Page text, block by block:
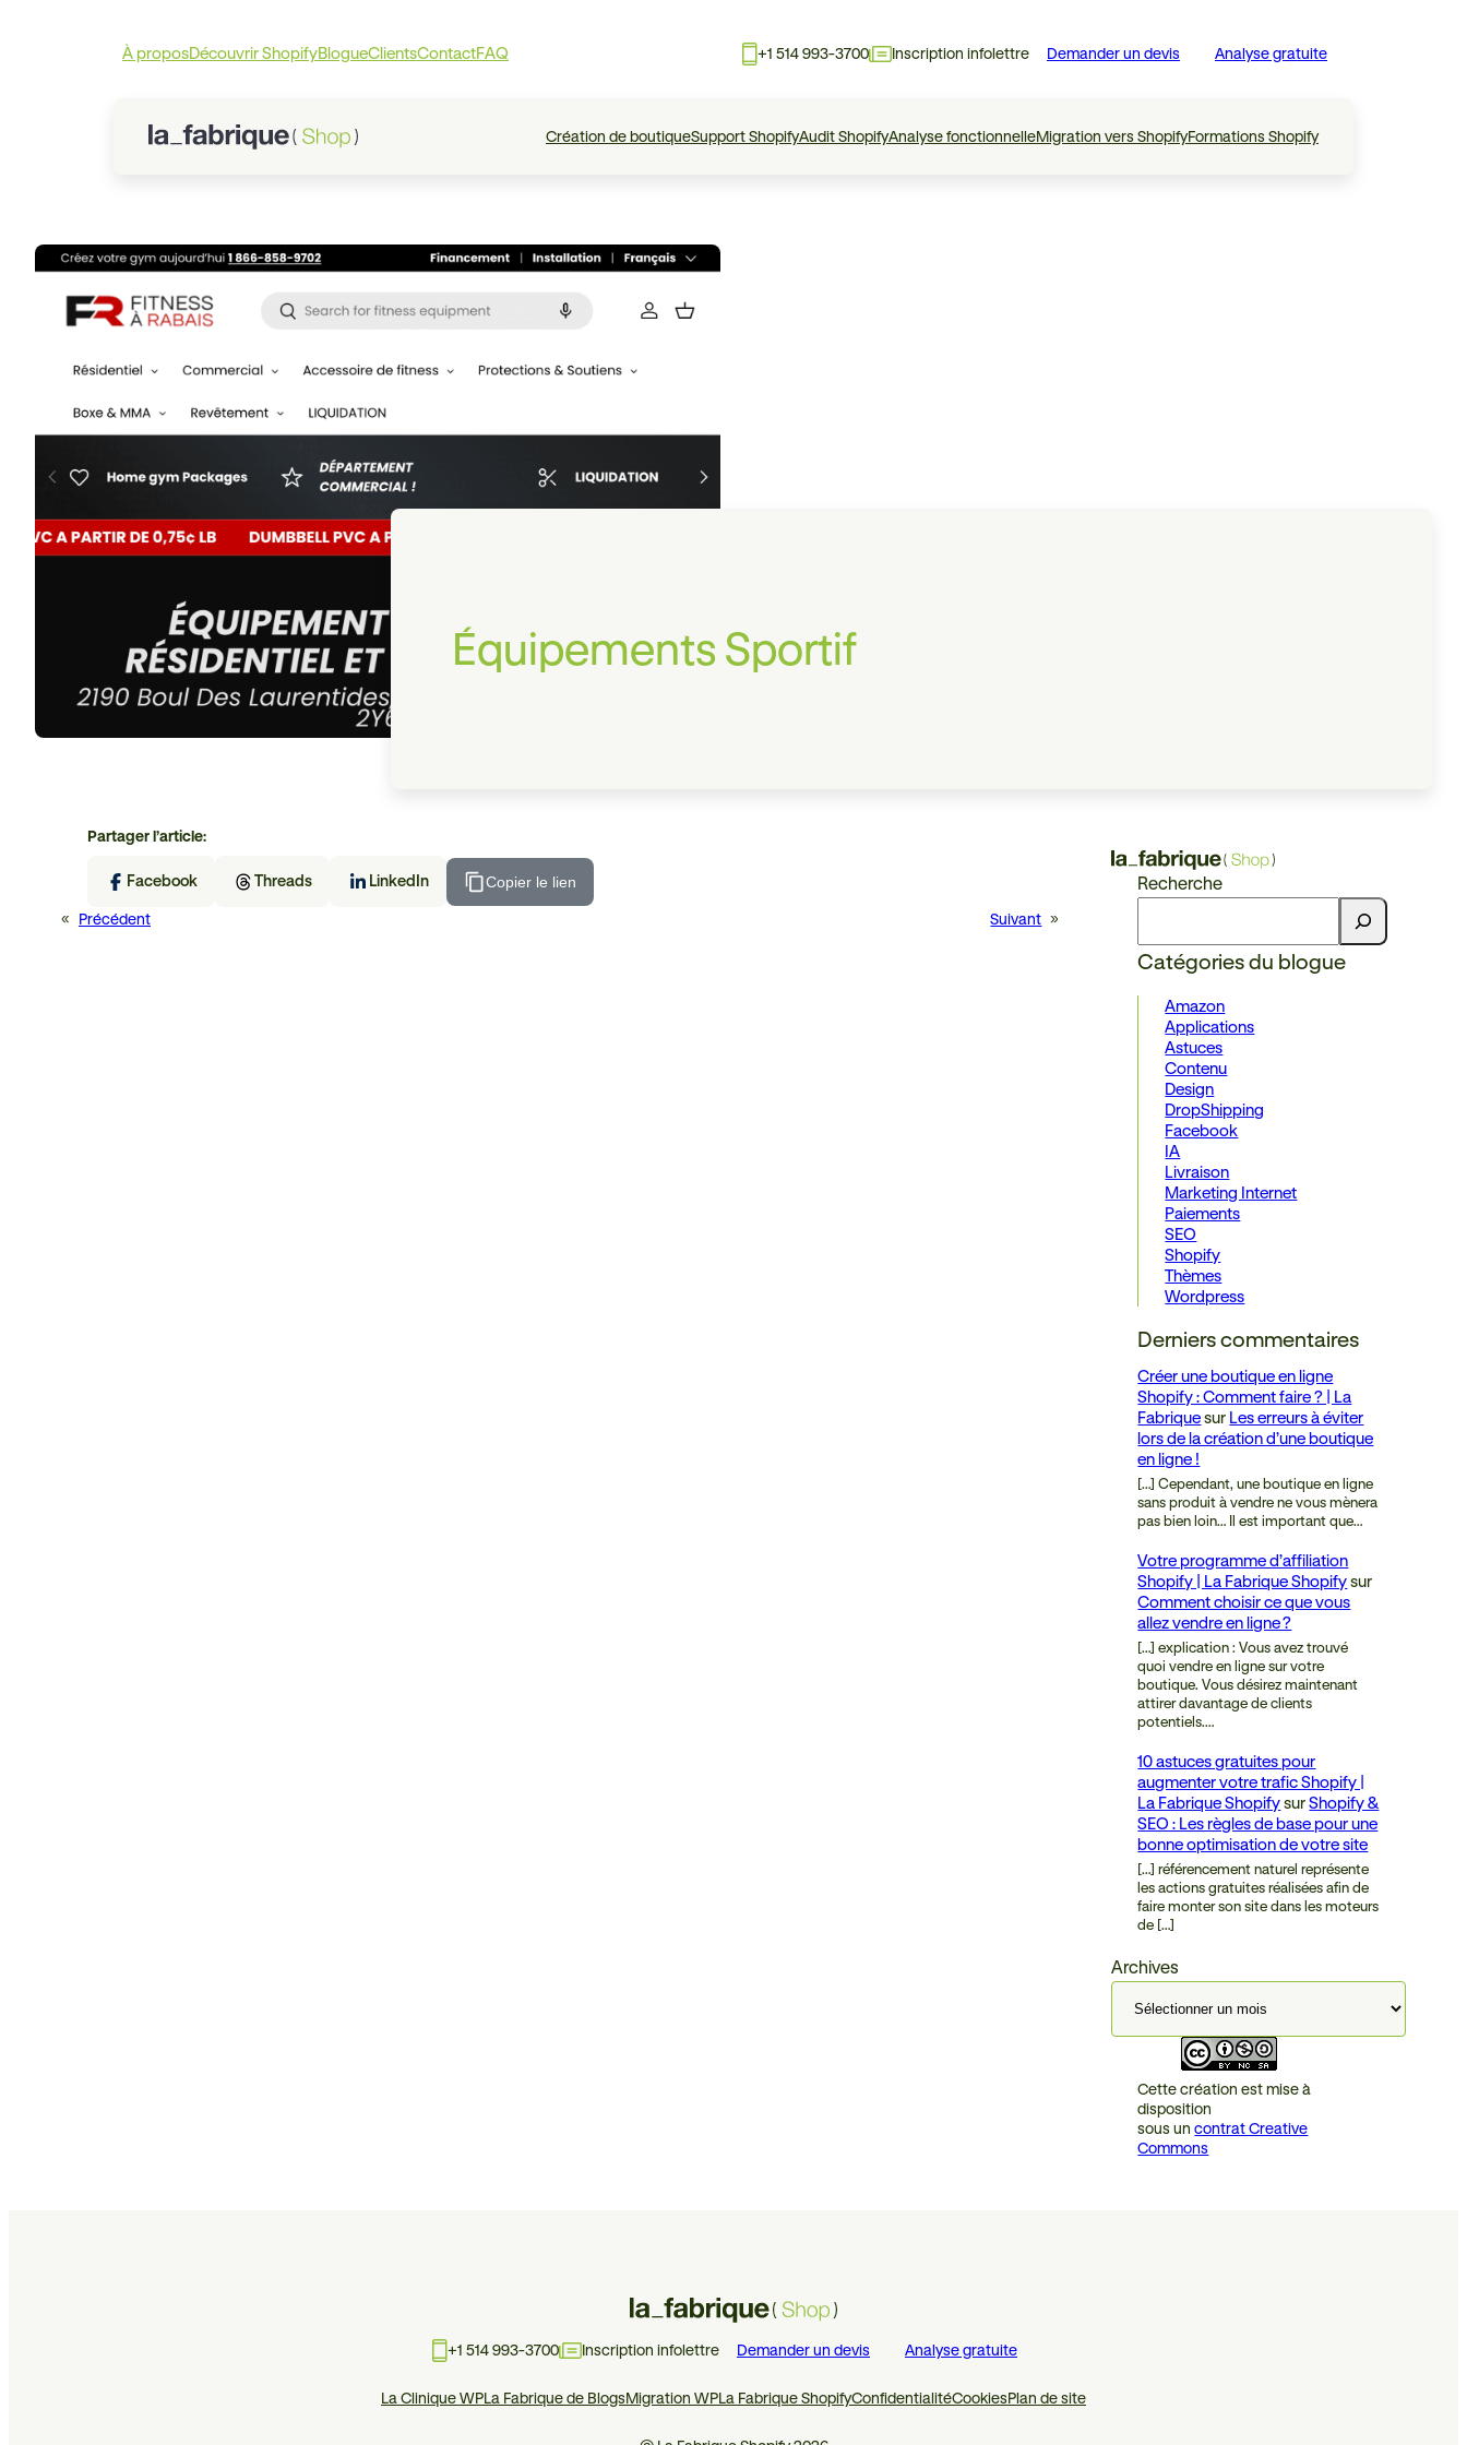
À proposDécouvrir ShopifyBlogueClientsContactFAQ +1 514 993-3700 Inscription infolettre Demander un devis Analyse gratuite
Création de boutiqueSupport ShopifyAudit ShopifyAnalyse fonctionnelleMigration vers ShopifyFormations Shopify
Équipements Sportif
Partager l’article:
Facebook Threads LinkedIn Copier le lien
« Précédent Suivant »
Recherche
Catégories du blogue
Amazon
Applications
Astuces
Contenu
Design
DropShipping
Facebook
IA
Livraison
Marketing Internet
Paiements
SEO
Shopify
Thèmes
Wordpress
Derniers commentaires
Créer une boutique en ligne
Shopify : Comment faire ? | La
Fabriquesur Les erreurs à éviter
lors de la création d’une boutique
en ligne !
[…] Cependant, une boutique en ligne
sans produit à vendre ne vous mènera
pas bien loin… Il est important que…
Votre programme d’affiliation
Shopify | La Fabrique Shopifysur
Comment choisir ce que vous
allez vendre en ligne ?
[…] explication : Vous avez trouvé
quoi vendre en ligne sur votre
boutique. Vous désirez maintenant
attirer davantage de clients
potentiels.…
10 astuces gratuites pour
augmenter votre trafic Shopify |
La Fabrique ShopifysurShopify &
SEO : Les règles de base pour une
bonne optimisation de votre site
[…] référencement naturel représente
les actions gratuites réalisées afin de
faire monter son site dans les moteurs
de […]
Archives
Cette création est mise à
disposition
sous uncontrat Creative
Commons
+1 514 993-3700 Inscription infolettre Demander un devis Analyse gratuite
La Clinique WPLa Fabrique de BlogsMigration WPLa Fabrique ShopifyConfidentialitéCookiesPlan de site